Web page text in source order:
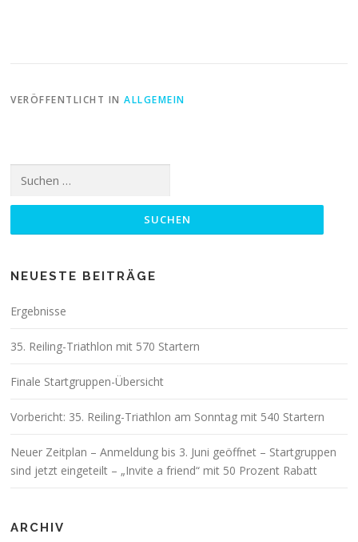
VERÖFFENTLICHT INALLGEMEIN
nach:
NEUESTE BEITRÄGE
Ergebnisse
35. Reiling-Triathlon mit 570 Startern
Finale Startgruppen-Übersicht
Vorbericht: 35. Reiling-Triathlon am Sonntag mit 540 Startern
Neuer Zeitplan – Anmeldung bis 3. Juni geöffnet – Startgruppen
sind jetzt eingeteilt – „Invite a friend“ mit 50 Prozent Rabatt
ARCHIV